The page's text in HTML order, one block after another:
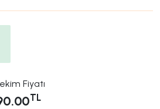
Fiyatı
TL